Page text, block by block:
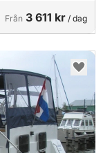
Från 3 611 kr / dag